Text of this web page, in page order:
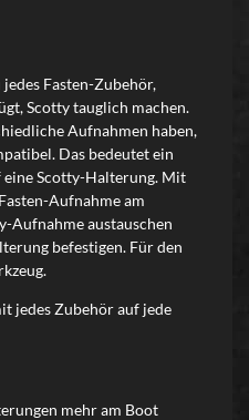
Fasten-Zubehör,
Scotty tauglich machen.
Aufnahmen haben,
Das bedeutet ein
Scotty-Halterung. Mit
Aufnahme am
Aufnahme austauschen
befestigen. Für den
jedes Zubehör auf jede
mehr am Boot